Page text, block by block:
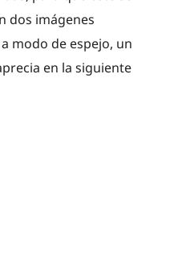
dos imágenes
modo de espejo, un
en la siguiente